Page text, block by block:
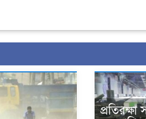
প্রতিরক্ষা